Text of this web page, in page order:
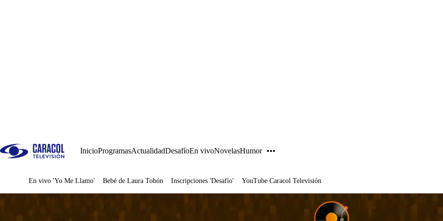
InicioProgramasActualidadDesafíoEn vivoNovelasHumor
Juegos
En vivo 'Yo Me Llamo' Bebé de Laura Tobón Inscripciones 'Desafío' YouTube Caracol Televisión